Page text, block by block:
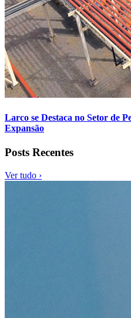
Larco se Destaca no Setor de
Expansão
Posts Recentes
Ver tudo ›